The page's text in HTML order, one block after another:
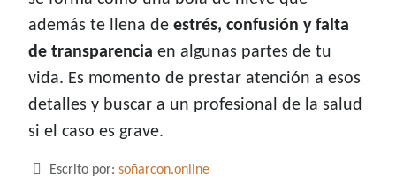
además te llena de estrés, confusión y falta
de transparencia en algunas partes de tu
vida. Es momento de prestar atención a esos
detalles y buscar a un profesional de la salud
si el caso es grave.
Detalles
Escrito por: soñarcon.online